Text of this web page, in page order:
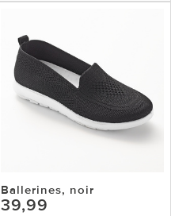
Ballerines, noir
39,99